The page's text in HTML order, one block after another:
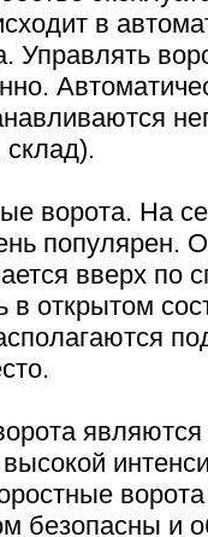
в
Управлять
ворота. На
популярен.
вверх по
открытом
безопасны и